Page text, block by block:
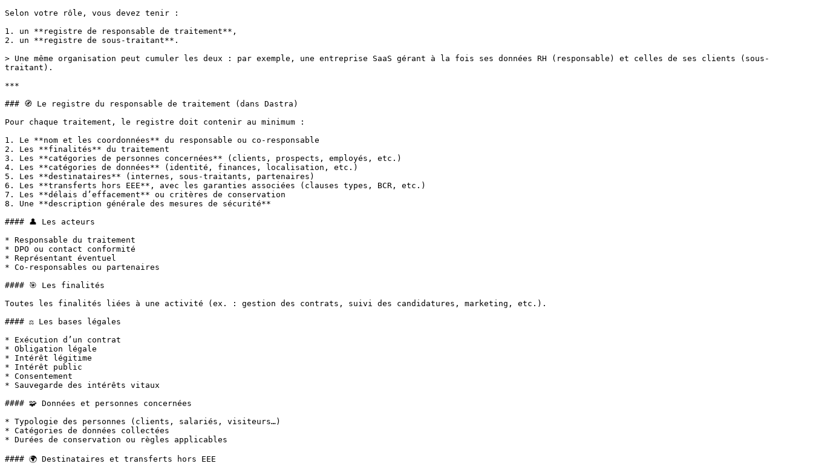
Selon votre rôle, vous devez tenir :
1. un **registre de responsable de traitement**,
2. un **registre de sous-traitant**.
> Une même organisation peut cumuler les deux : par exemple, une entreprise SaaS gérant à la fois ses données RH (responsable) et celles de ses clients (sous-
traitant).
***
### 🧭 Le registre du responsable de traitement (dans Dastra)
Pour chaque traitement, le registre doit contenir au minimum :
1. Le **nom et les coordonnées** du responsable ou co-responsable
2. Les **finalités** du traitement
3. Les **catégories de personnes concernées** (clients, prospects, employés, etc.)
4. Les **catégories de données** (identité, finances, localisation, etc.)
5. Les **destinataires** (internes, sous-traitants, partenaires)
6. Les **transferts hors EEE**, avec les garanties associées (clauses types, BCR, etc.)
7. Les **délais d’effacement** ou critères de conservation
8. Une **description générale des mesures de sécurité**
#### 👤 Les acteurs
* Responsable du traitement
* DPO ou contact conformité
* Représentant éventuel
* Co-responsables ou partenaires
#### 🎯 Les finalités
Toutes les finalités liées à une activité (ex. : gestion des contrats, suivi des candidatures, marketing, etc.).
#### ⚖️ Les bases légales
* Exécution d’un contrat
* Obligation légale
* Intérêt légitime
* Intérêt public
* Consentement
* Sauvegarde des intérêts vitaux
#### 🧩 Données et personnes concernées
* Typologie des personnes (clients, salariés, visiteurs…)
* Catégories de données collectées
* Durées de conservation ou règles applicables
#### 🌍 Destinataires et transferts hors EEE